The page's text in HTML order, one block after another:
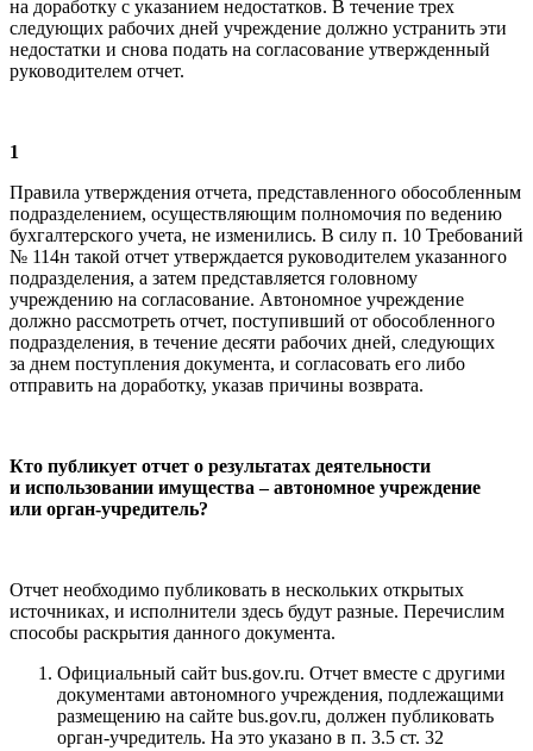
на доработку с указанием недостатков. В течение трех
следующих рабочих дней учреждение должно устранить эти
недостатки и снова подать на согласование утвержденный
руководителем отчет.
1
Правила утверждения отчета, представленного обособленным
подразделением, осуществляющим полномочия по ведению
бухгалтерского учета, не изменились. В силу п. 10 Требований
№ 114н такой отчет утверждается руководителем указанного
подразделения, а затем представляется головному
учреждению на согласование. Автономное учреждение
должно рассмотреть отчет, поступивший от обособленного
подразделения, в течение десяти рабочих дней, следующих
за днем поступления документа, и согласовать его либо
отправить на доработку, указав причины возврата.
Кто публикует отчет о результатах деятельности
и использовании имущества – автономное учреждение
или орган-учредитель?
Отчет необходимо публиковать в нескольких открытых
источниках, и исполнители здесь будут разные. Перечислим
способы раскрытия данного документа.
Официальный сайт bus.gov.ru. Отчет вместе с другими
документами автономного учреждения, подлежащими
размещению на сайте bus.gov.ru, должен публиковать
орган-учредитель. На это указано в п. 3.5 ст. 32